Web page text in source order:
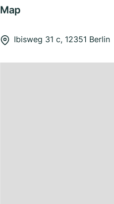
Map
Ibisweg 31 c, 12351 Berlin